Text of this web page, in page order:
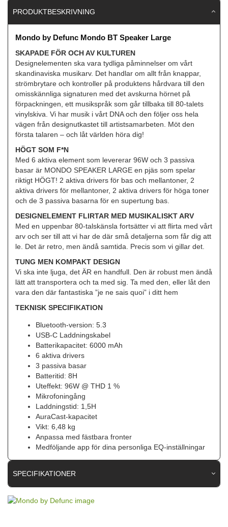
PRODUKTBESKRIVNING
Mondo by Defunc Mondo BT Speaker Large
SKAPADE FÖR OCH AV KULTUREN
Designelementen ska vara tydliga påminnelser om vårt
skandinaviska musikarv. Det handlar om allt från knappar,
strömbrytare och kontroller på produktens hårdvara till den
omisskännliga signaturen med det avskurna hörnet på
förpackningen, ett musikspråk som går tillbaka till 80-talets
vinylskiva. Vi har musik i vårt DNA och den följer oss hela
vägen från designutkastet till artistsamarbeten. Möt den
första talaren – och låt världen höra dig!
HÖGT SOM F*N
Med 6 aktiva element som levererar 96W och 3 passiva
basar är MONDO SPEAKER LARGE en pjäs som spelar
riktigt HÖGT! 2 aktiva drivers för bas och mellantoner, 2
aktiva drivers för mellantoner, 2 aktiva drivers för höga toner
och de 3 passiva basarna för en supertung bas.
DESIGNELEMENT FLIRTAR MED MUSIKALISKT ARV
Med en uppenbar 80-talskänsla fortsätter vi att flirta med vårt
arv och ser till att vi har de där små detaljerna som får dig att
le. Det är retro, men ändå samtida. Precis som vi gillar det.
TUNG MEN KOMPAKT DESIGN
Vi ska inte ljuga, det ÄR en handfull. Den är robust men ändå
lätt att transportera och ta med sig. Ta med den, eller låt den
vara den där fantastiska ”je ne sais quoi” i ditt hem
TEKNISK SPECIFIKATION
Bluetooth-version: 5.3
USB-C Laddningskabel
Batterikapacitet: 6000 mAh
6 aktiva drivers
3 passiva basar
Batteritid: 8H
Uteffekt: 96W @ THD 1 %
Mikrofoningång
Laddningstid: 1,5H
AuraCast-kapacitet
Vikt: 6,48 kg
Anpassa med fästbara fronter
Medföljande app för dina personliga EQ-inställningar
SPECIFIKATIONER